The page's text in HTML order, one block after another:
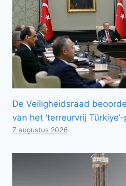
De Veiligheidsraad
van het ‘terreurvrij
7 augustus 2026